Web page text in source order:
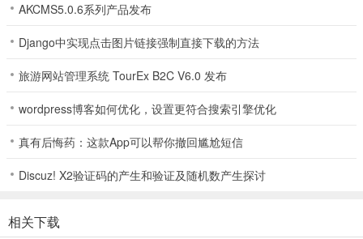
酱】，冰片乱舞，冰爆全场！
福利九：新英雄登场，签到五天领取SSR+【章鱼女妖 - 多丽丝】，腐
潮之主，深渊祝福！
型！
卢希达起源新手攻略之阵容推荐篇
一、 新手必练角色 & 轻松获取途径
色，能组成不错的过渡阵容，也是后期强力队伍的重要组件：
AKCMS5.0.6系列产品发布
Django中实现点击图片链接强制直接下载的方法
旅游网站管理系统 TourEx B2C V6.0 发布
wordpress博客如何优化，设置更符合搜索引擎优化
真有后悔药：这款App可以帮你撤回尴尬短信
Discuz! X2验证码的产生和验证及随机数产生探讨
相关下载